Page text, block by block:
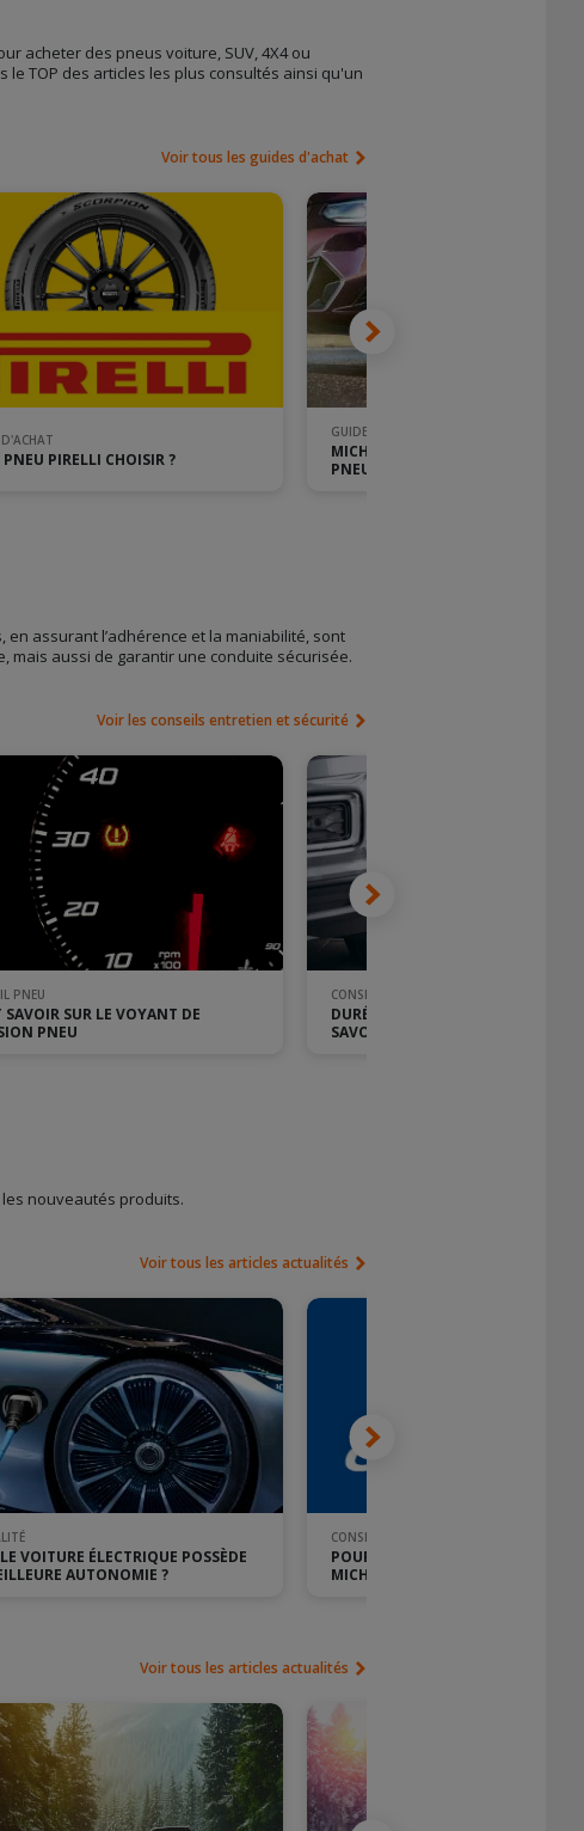
acheter des pneus voiture, SUV, 4X4 ou
TOP des articles les plus consultés ainsi qu'un
Voir tous les guides d'achat
PNEU PIRELLI CHOISIR ?
GUIDE D'ACHAT
MICHELIN CROSSCLIMATE 3 :
PNEU 4 SAISONS
assurant l’adhérence et la maniabilité, sont
mais aussi de garantir une conduite sécurisée.
Voir les conseils entretien et sécurité
PNEU
SAVOIR SUR LE VOYANT DE
PNEU
CONSEIL PNEU
DURÉE DE VIE DES PNEUS : CE
SAVOIR !
nouveautés produits.
Voir tous les articles actualités
VOITURE ÉLECTRIQUE POSSÈDE
AUTONOMIE ?
CONSEIL PNEU
POURQUOI CHOISIR DES PNEUS
MICHELIN ?
Voir tous les articles actualités